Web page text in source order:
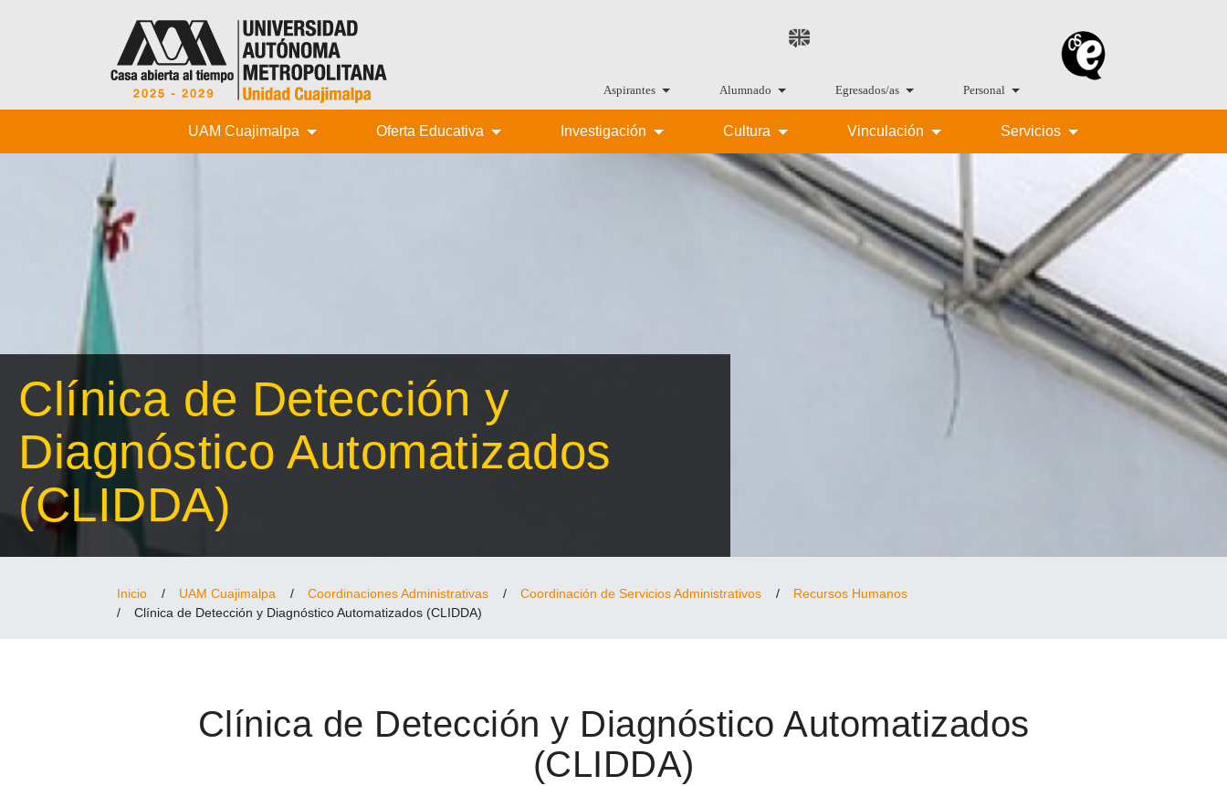
Aspirantes Alumnado Egresados/as Personal
UAM Cuajimalpa Oferta Educativa Investigación Cultura Vinculación Servicios
Clínica de Detección y
Diagnóstico Automatizados
(CLIDDA)
Inicio / UAM Cuajimalpa / Coordinaciones Administrativas / Coordinación de Servicios Administrativos /
Recursos Humanos
/
Clínica de Detección y Diagnóstico Automatizados (CLIDDA)
Clínica de Detección y Diagnóstico Automatizados
(CLIDDA)